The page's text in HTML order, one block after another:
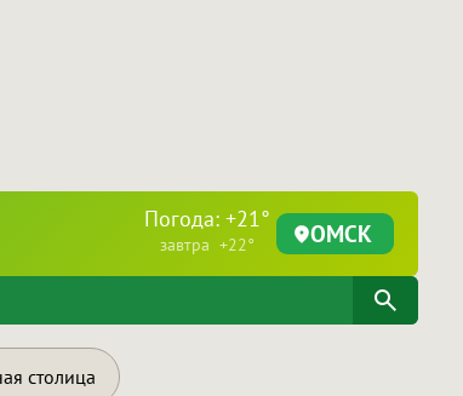
Погода: +21°
завтра +22° ОМСК
столица